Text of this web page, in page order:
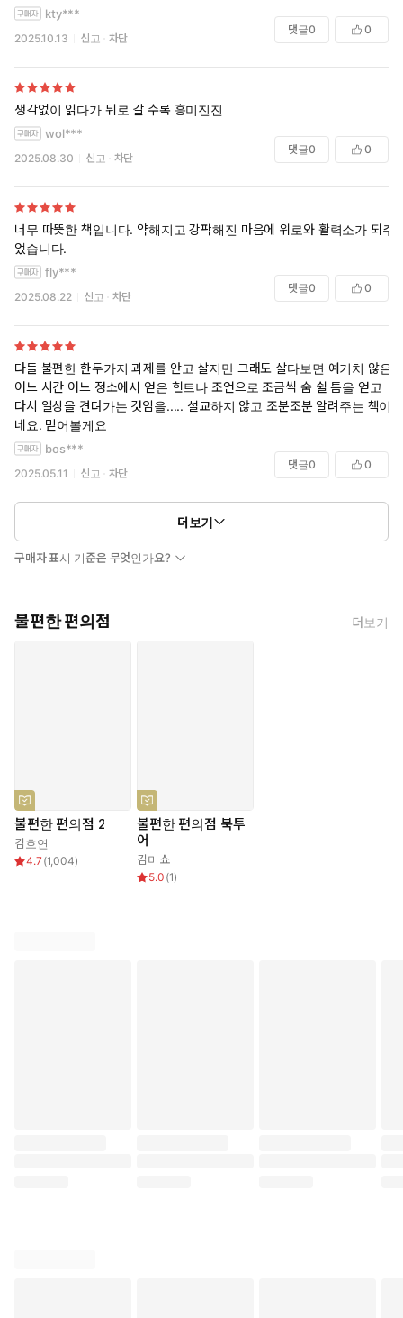
kty***
2025.10.13 신고 차단
댓글0 0
생각없이 읽다가 뒤로 갈 수록 흥미진진
wol***
2025.08.30 신고 차단
댓글0 0
너무 따뜻한 책입니다. 약해지고 강팍해진 마음에 위로와 활력소가 되주
었습니다.
fly***
2025.08.22 신고 차단
댓글0 0
다들 불편한 한두가지 과제를 안고 살지만 그래도 살다보면 예기치 않은
어느 시간 어느 정소에서 얻은 힌트나 조언으로 조금씩 숨 쉴 틈을 얻고
다시 일상을 견뎌가는 것임을..... 설교하지 않고 조분조분 알려주는 책이
네요. 믿어볼게요
bos***
2025.05.11 신고 차단
댓글0 0
더보기
구매자 표시 기준은 무엇인가요?
불편한 편의점 더보기
불편한 편의점 2
김호연
4.7 (1,004)
불편한 편의점 북투
어
김미쇼
5.0 (1)